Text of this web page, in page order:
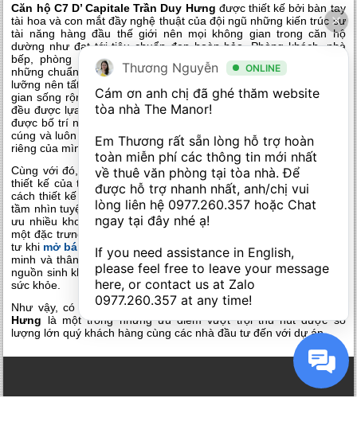
Căn hộ C7 D’ Capitale Trần Duy Hưng được thiết kế bởi bàn tay
tài hoa và con mắt đầy nghệ thuật của đội ngũ những kiến trúc sư
tài năng hàng đầu thế giới nên mọi không gian trong căn hộ
dường như đạt tới tiêu chuẩn đẹp hoàn hảo. Phòng khách, nhà
bếp, phòng ngủ và phòng tắm đều được xây dựng dựa trên
những chuẩn mực của bản thiết kế chi tiết đã được nghiên cứu kỹ
lưỡng nên tất cả kết nối linh hoạt với nhau tạo nên tổng thể không
gian sống rộng rãi, thân thiện. Mọi đồ dùng nội thất trong căn hộ
đều được lựa chọn kỹ càng từ những thương hiệu chất lượng và
được bố trí ngăn nắp, mang đến một không gian sang trọng, ấm
cúng và luôn sạch sẽ, giúp quý chủ nhân thể hiện được đẳng cấp
riêng của mình.
Cùng với đó, phát huy truyền thống đặc trưng trong phong cách
thiết kế của thương hiệu Vinhomes và D’ Capitale, trong phong
cách thiết kế của tòa C7 cũng mang đậm hơi hướng tự nhiên với
tầm nhìn tuyệt đẹp về phía hồ điều hòa kế bên và có khả năng tối
ưu nhiều khoảng không gian mở trong mỗi căn hộ. Đây cũng là
một đặc trưng giúp thu hút đông đảo quý khách hàng và nhà đầu
tư khi mở bán C7 D’ Capitale Trần Duy Hưng. Với thiết kế thông
minh và thân thiện với tự nhiên này, quý cư dân sẽ được hưởng
nguồn sinh khí dồi dào cùng bầu khong khsi trong lành rất tốt cho
sức khỏe.
Như vậy, có thể nói, thiết kế của tòaC7 D’ Capitale Trần Duy
Hưng là một trong những ưu điểm vượt trội thu hút được số
lượng lớn quý khách hàng cùng các nhà đầu tư đến với dự án.
Thương Nguyễn ONLINE
Cám ơn anh chị đã ghé thăm website
tòa nhà The Manor!
Em Thương rất sẵn lòng hỗ trợ hoàn
toàn miễn phí các thông tin mới nhất
về thuê văn phòng tại tòa nhà. Để
được hỗ trợ nhanh nhất, anh/chị vui
lòng liên hệ 0977.260.357 hoặc Chat
ngay tại đây nhé ạ!
If you need assistance in English,
please feel free to leave your message
0977.260.357 at any time!